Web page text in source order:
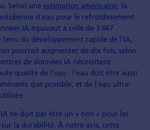
Selon une estimation américaine, la
d'eau pour le refroidissement
IA équivaut à celle de 3 667
tenu du développement rapide de l'IA,
pourrait augmenter de dix fois, selon
de données IA nécessitent
qualité de l'eau : l'eau doit être aussi
que possible, et de l'eau ultra-
ne doit pas être un « non » pour les
sur la durabilité. À notre avis, cette